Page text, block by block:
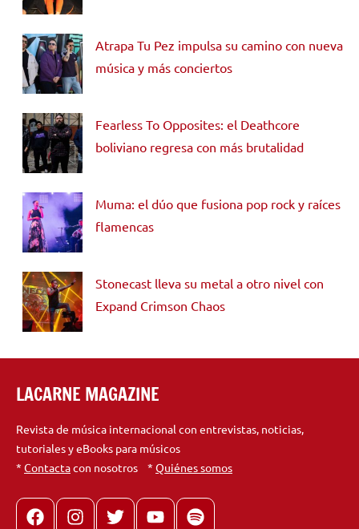
Atrapa Tu Pez impulsa su camino con nueva
música y más conciertos
Fearless To Opposites: el Deathcore
boliviano regresa con más brutalidad
Muma: el dúo que fusiona pop rock y raíces
flamencas
Stonecast lleva su metal a otro nivel con
Expand Crimson Chaos
LACARNE MAGAZINE
Revista de música internacional con entrevistas, noticias,
tutoriales y eBooks para músicos
* Contactacon nosotros * Quiénes somos
FacebookInstagram
X youtubespotify